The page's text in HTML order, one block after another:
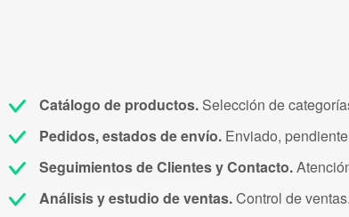
Catálogo de productos. Selección de
Pedidos, estados de envío. Enviado,
Seguimientos de Clientes y Contacto.
Análisis y estudio de ventas.Control de ventas.